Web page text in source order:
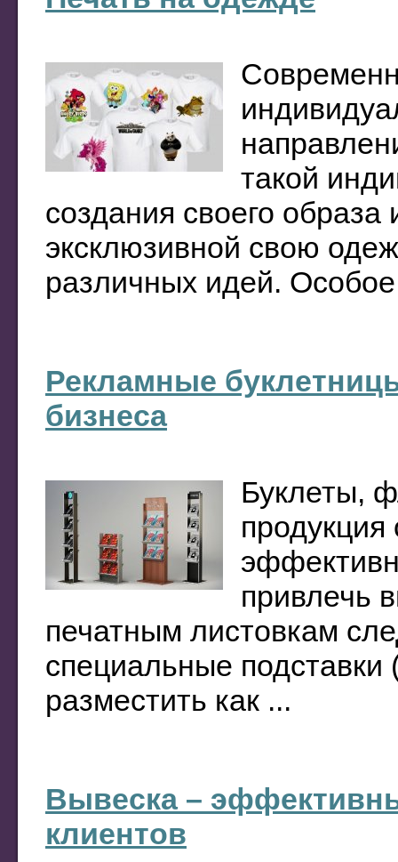
такой
создания своего
эксклюзивной свою
различных идей.
Рекламные
бизнеса
Буклеты,
привлечь
печатным листовкам
специальные
разместить как ...
Вывеска –
клиентов